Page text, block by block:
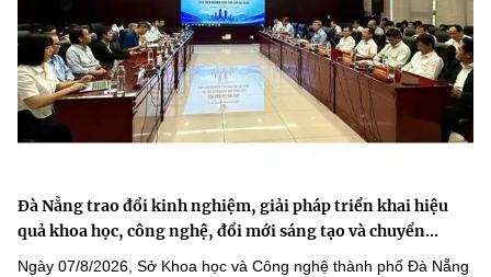
Đà Nẵng trao đổi kinh nghiệm, giải pháp triển khai hiệu
quả khoa học, công nghệ, đổi mới sáng tạo và chuyển...
Ngày 07/8/2026, Sở Khoa học và Công nghệ thành phố Đà Nẵng